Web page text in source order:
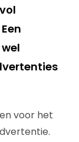
voor het